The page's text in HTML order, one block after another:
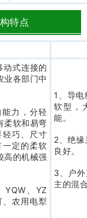
特点
动式连接的
业各部门中
力，分轻
柔软和易弯
巧、尺寸
定的柔软
高的机械强
YQW、YZ
农用电犁
1、导
软型，
能。
2、绝
良好。
3、户
主的混